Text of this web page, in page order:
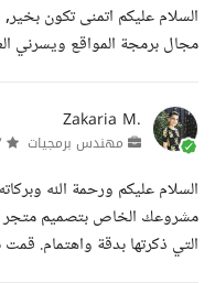
السلام عليكم اتمنى تكون
مجال برمجة المواقع ويسرني
Zakaria M.
مهندس برمجيات
السلام عليكم ورحمة الله
مشروعك الخاص بتصميم متجر
التي ذكرتها بدقة واهتمام.